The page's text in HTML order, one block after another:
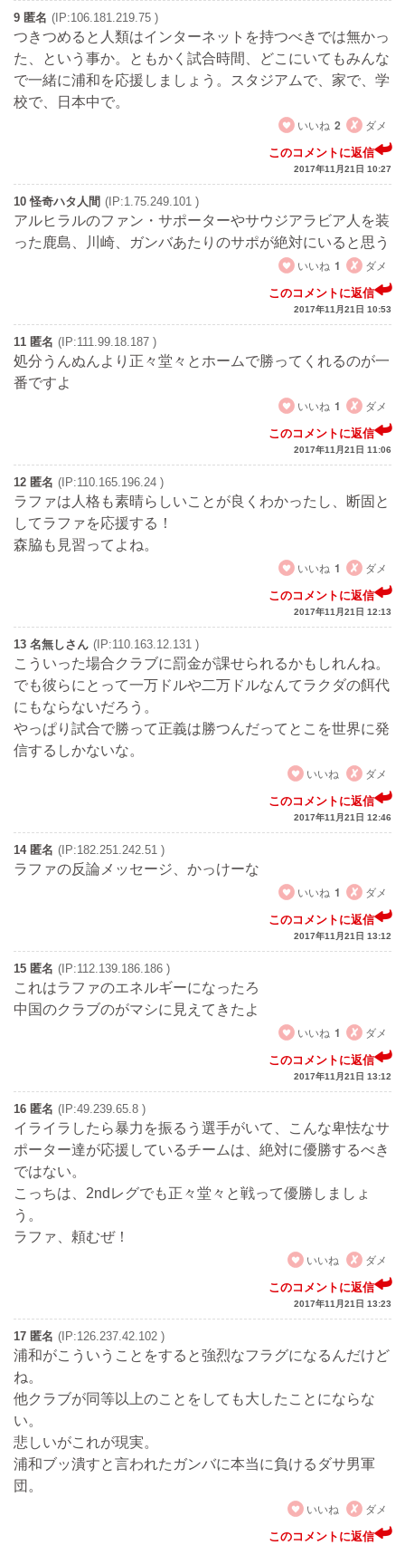
9 匿名 (IP:106.181.219.75 )
つきつめると人類はインターネットを持つべきでは無かっ
た、という事か。ともかく試合時間、どこにいてもみんな
で一緒に浦和を応援しましょう。スタジアムで、家で、学
校で、日本中で。
いいね 2 ダメ
このコメントに返信
2017年11月21日 10:27
10 怪奇ハタ人間 (IP:1.75.249.101 )
アルヒラルのファン・サポーターやサウジアラビア人を装
った鹿島、川崎、ガンバあたりのサポが絶対にいると思う
いいね 1 ダメ
このコメントに返信
2017年11月21日 10:53
11 匿名 (IP:111.99.18.187 )
処分うんぬんより正々堂々とホームで勝ってくれるのが一
番ですよ
いいね 1 ダメ
このコメントに返信
2017年11月21日 11:06
12 匿名 (IP:110.165.196.24 )
ラファは人格も素晴らしいことが良くわかったし、断固と
してラファを応援する！
森脇も見習ってよね。
いいね 1 ダメ
このコメントに返信
2017年11月21日 12:13
13 名無しさん (IP:110.163.12.131 )
こういった場合クラブに罰金が課せられるかもしれんね。
でも彼らにとって一万ドルや二万ドルなんてラクダの餌代
にもならないだろう。
やっぱり試合で勝って正義は勝つんだってとこを世界に発
信するしかないな。
いいね
ダメ
このコメントに返信
2017年11月21日 12:46
14 匿名 (IP:182.251.242.51 )
ラファの反論メッセージ、かっけーな
いいね 1 ダメ
このコメントに返信
2017年11月21日 13:12
15 匿名 (IP:112.139.186.186 )
これはラファのエネルギーになったろ
中国のクラブのがマシに見えてきたよ
いいね 1 ダメ
このコメントに返信
2017年11月21日 13:12
16 匿名 (IP:49.239.65.8 )
イライラしたら暴力を振るう選手がいて、こんな卑怯なサ
ポーター達が応援しているチームは、絶対に優勝するべき
ではない。
こっちは、2ndレグでも正々堂々と戦って優勝しましょ
う。
ラファ、頼むぜ！
いいね
ダメ
このコメントに返信
2017年11月21日 13:23
17 匿名 (IP:126.237.42.102 )
浦和がこういうことをすると強烈なフラグになるんだけど
ね。
他クラブが同等以上のことをしても大したことにならな
い。
悲しいがこれが現実。
浦和ブッ潰すと言われたガンバに本当に負けるダサ男軍
団。
いいね
ダメ
このコメントに返信